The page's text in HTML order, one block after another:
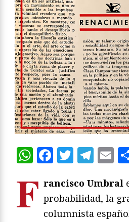
WhatsApp
Facebook
F rancisco Umbral
probabilidad, la
columnista